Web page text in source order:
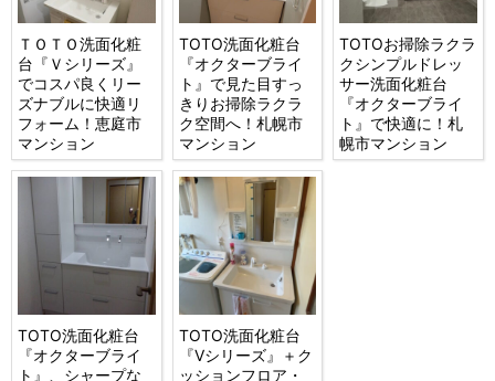
ＴＯＴＯ洗面化粧
台『Ｖシリーズ』
でコスパ良くリー
ズナブルに快適リ
フォーム！恵庭市
マンション
TOTO洗面化粧台
『オクターブライ
ト』で見た目すっ
きりお掃除ラクラ
ク空間へ！札幌市
マンション
TOTOお掃除ラクラ
クシンプルドレッ
サー洗面化粧台
『オクターブライ
ト』で快適に！札
幌市マンション
TOTO洗面化粧台
『オクターブライ
ト』、シャープな
TOTO洗面化粧台
『Vシリーズ』＋ク
ッションフロア・